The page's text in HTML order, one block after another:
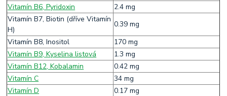
Vitamín B6, Pyridoxin
2.4 mg
Vitamín B7, Biotin (dříve Vitamín
H)
0.39 mg
Vitamín B8, Inositol
170 mg
Vitamín B9, Kyselina listová
1.3 mg
Vitamín B12, Kobalamin
0.42 mg
Vitamín C
34 mg
Vitamín D
0.17 mg